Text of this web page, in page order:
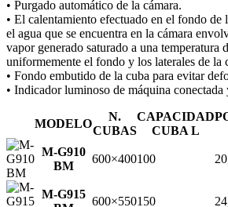
• Purgado automático de la cámara.
• El calentamiento efectuado en el fondo de
el agua que se encuentra en la cámara
vapor generado saturado a una temperatura
uniformemente el fondo y los laterales de la
• Fondo embutido de la cuba para evitar
• Indicador luminoso de máquina
MODELO
N.
CUBAS
CAPACIDAD
CUBA L
M-G910
BM
600×400100
M-G915
600×550150